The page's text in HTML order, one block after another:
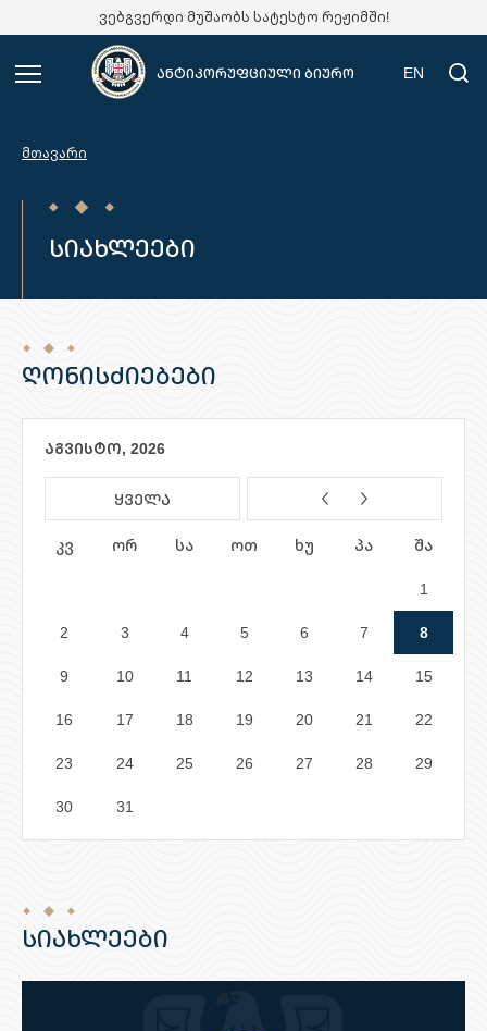
ვებგვერდი მუშაობს სატესტო რეჟიმში!
ანტიკორუფციული ბიურო EN
მთავარი
სიახლეები
სიახლეები
ღონისძიებები
აგვისტო, 2026
ყველა
კვ ორ სა ოთ ხუ პა შა
1
2 3 4 5 6 7 8
9 10 11 12 13 14 15
16 17 18 19 20 21 22
23 24 25 26 27 28 29
30 31